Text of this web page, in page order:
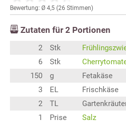
Bewertung: Ø 4,5 (26 Stimmen)
Zutaten für 2 Portionen
2 Stk
6
Stk
150
g
Fetakäse
3
EL
Frischkäse
2
TL
1
Prise
Salz